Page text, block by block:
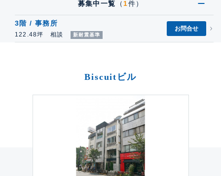
募集中一覧 （1件）
3階 / 事務所
122.48坪 相談 新耐震基準
お問合せ
Biscuitビル